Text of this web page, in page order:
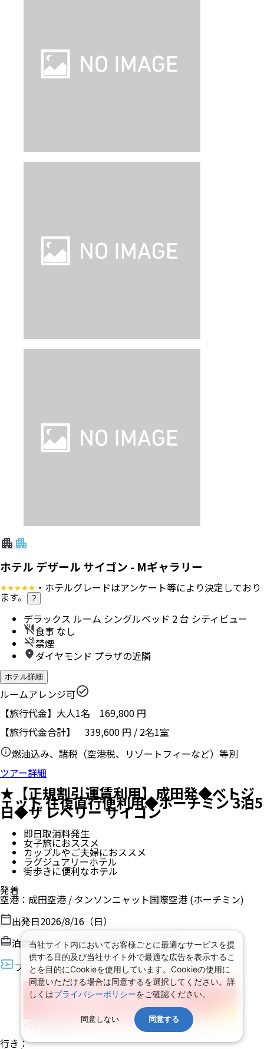
ホテル デザール サイゴン - Mギャラリー
・ホテルグレードはアンケート等により決定しており
ます。 ?
デラックス ルーム シングルベッド 2 台 シティビュー
食事 なし
禁煙
ダイヤモンド プラザの近隣
ホテル詳細
ルームアレンジ可
【旅行代金】大人1名 169,800 円
【旅行代金合計】 339,600 円 / 2名1室
燃油込み、諸税（空港税、リゾートフィーなど）等別
ツアー詳細
★【正規割引運賃利用】成田発◆ベトジ
ェット 往復直行便利用◆ホーチミン 3泊5
日◆ザ レベリー サイゴン
即日取消料発生
女子旅におススメ
カップルやご夫婦におススメ
ラグジュアリーホテル
街歩きに便利なホテル
発着
空港 ： 成田空港 / タンソンニャット国際空港 (ホーチミン)
出発日2026/8/16（日）
泊数3泊5日（現地滞在時間：3日10時間）
フライト
ベトジェット
行き ：
当社サイト内においてお客様ごとに最適なサービスを提
供する目的及び当社サイト外で最適な広告を表示するこ
とを目的にCookieを使用しています。Cookieの使用に
同意いただける場合は同意するを選択してください。詳
しくはプライバシーポリシーをご確認ください。
同意しない 同意する